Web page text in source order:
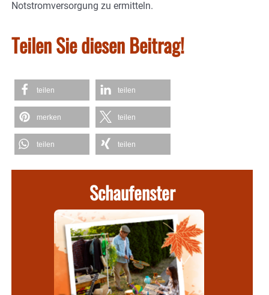
Notstromversorgung zu ermitteln.
Teilen Sie diesen Beitrag!
teilen teilen
merken teilen
teilen teilen
Schaufenster